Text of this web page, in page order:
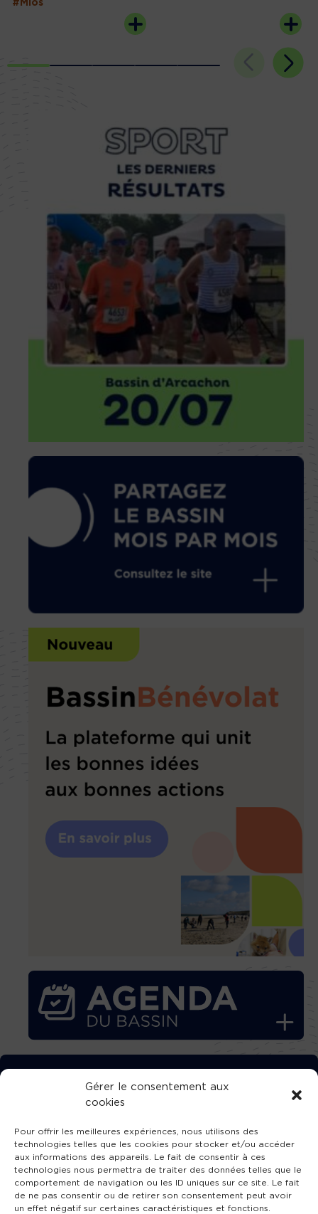
Gérer le consentement aux
cookies
Pour offrir les meilleures expériences, nous utilisons des
technologies telles que les cookies pour stocker et/ou accéder
aux informations des appareils. Le fait de consentir à ces
technologies nous permettra de traiter des données telles que le
comportement de navigation ou les ID uniques sur ce site. Le fait
de ne pas consentir ou de retirer son consentement peut avoir
un effet négatif sur certaines caractéristiques et fonctions.
#Mios
TÉLÉCHARGEZ GRATUITEMENT
L’APPLICATION TVBA !
SUIVEZ-NOUS !